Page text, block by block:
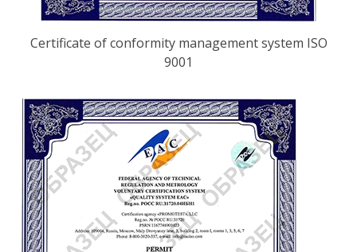
Certificate of conformity management system ISO
9001